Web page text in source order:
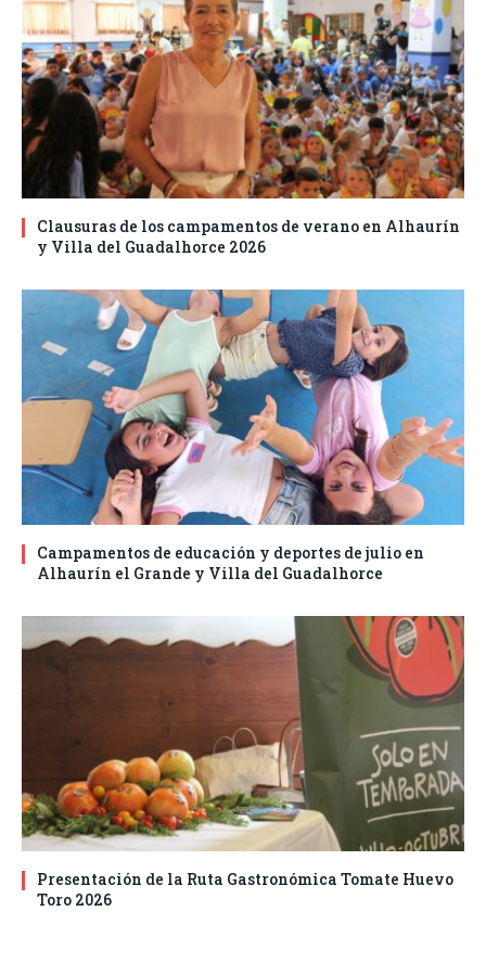
Clausuras de los campamentos de verano en Alhaurín
y Villa del Guadalhorce 2026
Campamentos de educación y deportes de julio en
Alhaurín el Grande y Villa del Guadalhorce
Presentación de la Ruta Gastronómica Tomate Huevo
Toro 2026